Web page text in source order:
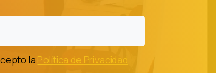
laPolítica de Privacidad